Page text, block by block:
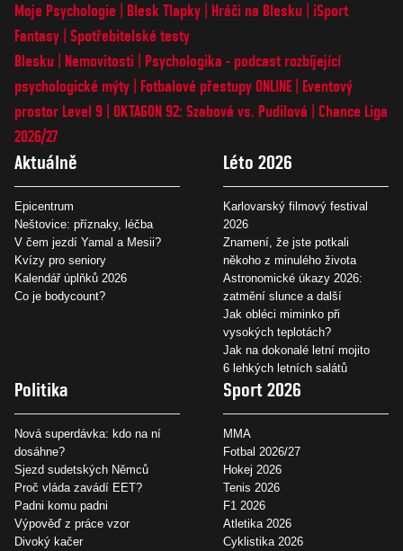
Moje Psychologie Blesk Tlapky Hráči na Blesku
iSport
Fantasy Spotřebitelské testy
Blesku
Nemovitosti
Psychologika - podcast rozbíjející
psychologické mýty
Fotbalové přestupy ONLINE
Eventový
prostor Level 9 OKTAGON 92: Szabová vs. Pudilová
Chance Liga
2026/27
Aktuálně
Epicentrum
Neštovice: příznaky, léčba
V čem jezdí Yamal a Mesii?
Kvízy pro seniory
Kalendář úplňků 2026
Co je bodycount?
Léto 2026
Karlovarský filmový festival
2026
Znamení, že jste potkali
někoho z minulého života
Astronomické úkazy 2026:
zatmění slunce a další
Jak obléci miminko při
vysokých teplotách?
Jak na dokonalé letní mojito
6 lehkých letních salátů
Politika
Nová superdávka: kdo na ní
dosáhne?
Sjezd sudetských Němců
Proč vláda zavádí EET?
Padni komu padni
Výpověď z práce vzor
Divoký kačer
Sport 2026
MMA
Fotbal 2026/27
Hokej 2026
Tenis 2026
F1 2026
Atletika 2026
Cyklistika 2026